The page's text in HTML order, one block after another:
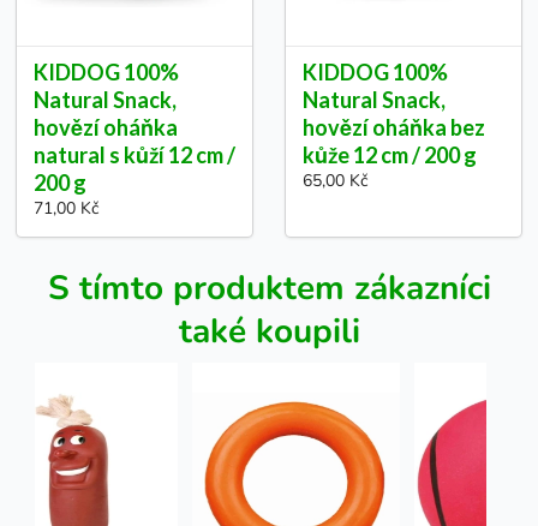
KIDDOG 100%
Natural Snack,
hovězí oháňka
natural s kůží 12 cm /
200 g
71,00 Kč
KIDDOG 100%
Natural Snack,
hovězí oháňka bez
kůže 12 cm / 200 g
65,00 Kč
S tímto produktem zákazníci
také koupili